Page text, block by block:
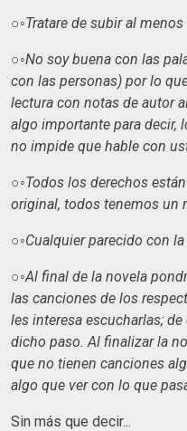
○◦Tratare de subir al
○◦No soy buena con las
con las personas) por lo
lectura con notas de autor
algo importante para decir,
no impide que hable con
○◦Todos los derechos
original, todos tenemos un
○◦Cualquier parecido con
○◦Al final de la novela
las canciones de los
les interesa escucharlas;
dicho paso. Al finalizar la
que no tienen canciones
algo que ver con lo que
Sin más que decir...